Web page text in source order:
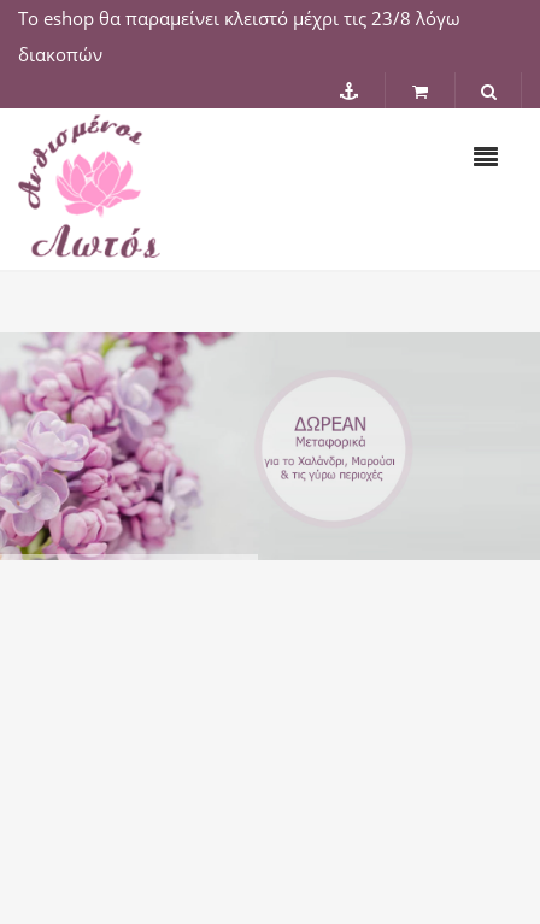
Το eshop θα παραμείνει κλειστό μέχρι τις 23/8 λόγω
διακοπών